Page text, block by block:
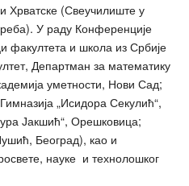
Хрватске (Свеучилиште у
У раду Конференције
факултета и школа из Србије
Департман за математику
уметности, Нови Сад;
„Исидора Секулић“,
Јакшић“, Орешковица;
Београд), као и
науке и технолошког